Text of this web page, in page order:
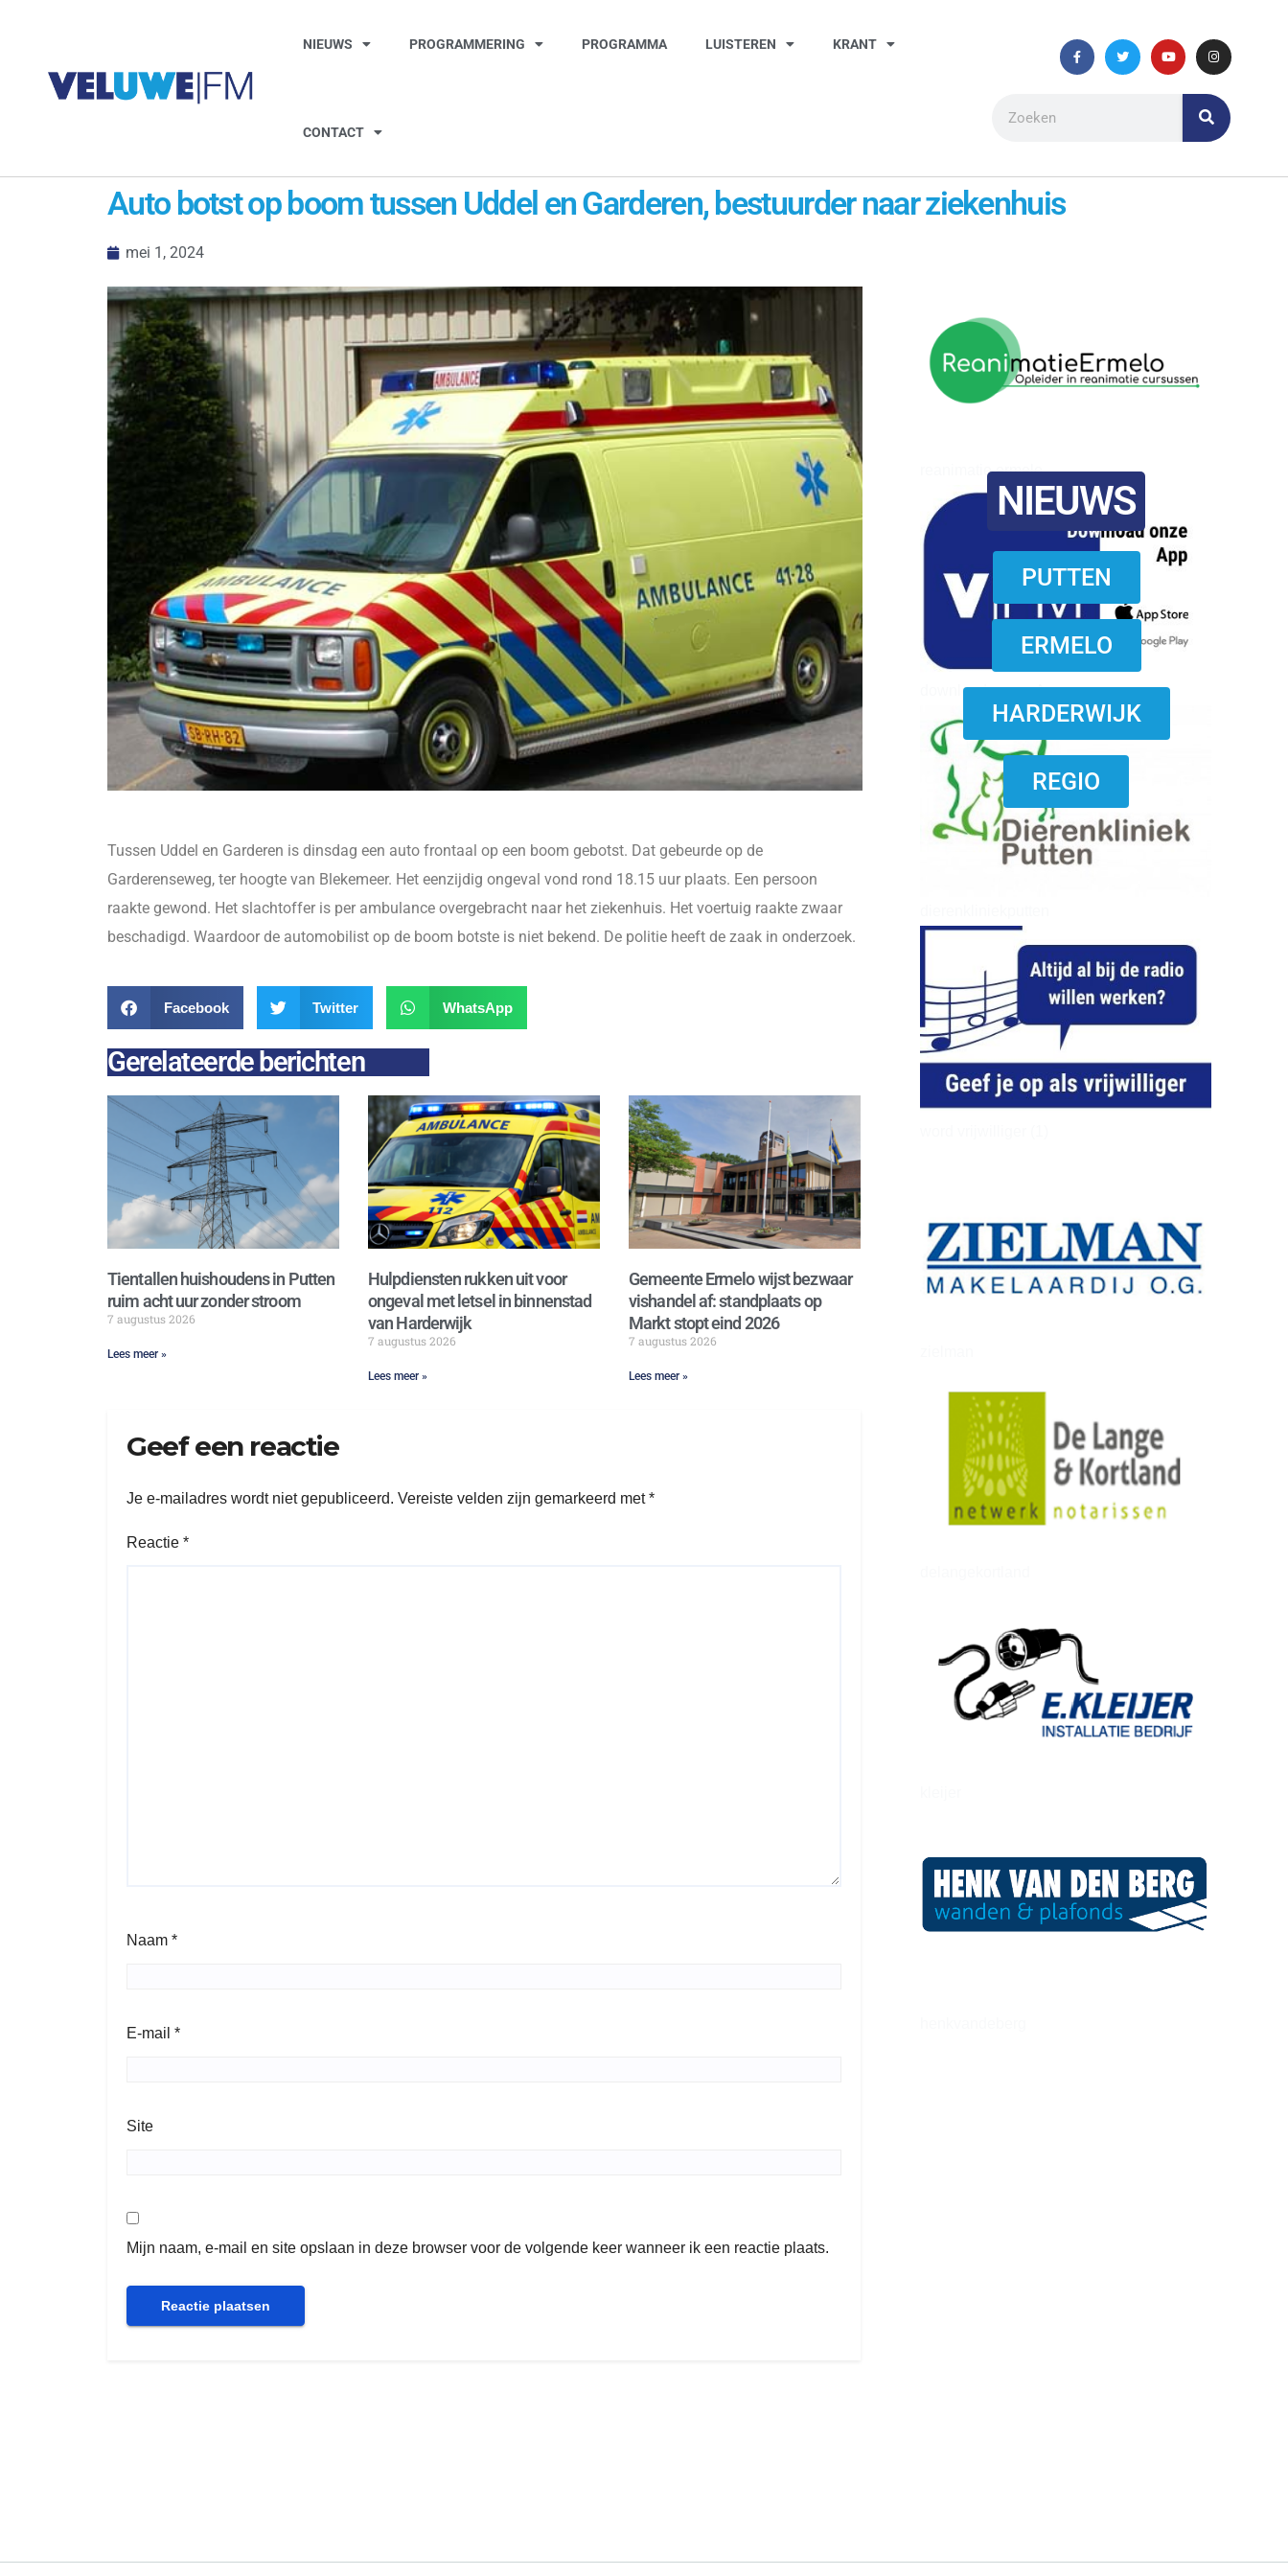
NIEUWS PROGRAMMERING PROGRAMMA LUISTEREN KRANT
CONTACT
Auto botst op boom tussen Uddel en Garderen, bestuurder naar ziekenhuis
mei 1, 2024
reanimatie ermelo
download onzze App
NIEUWS
PUTTEN
ERMELO
HARDERWIJK
REGIO
Tussen Uddel en Garderen is dinsdag een auto frontaal op een boom gebotst. Dat gebeurde op de
Garderenseweg, ter hoogte van Blekemeer. Het eenzijdig ongeval vond rond 18.15 uur plaats. Een persoon
raakte gewond. Het slachtoffer is per ambulance overgebracht naar het ziekenhuis. Het voertuig raakte zwaar
beschadigd. Waardoor de automobilist op de boom botste is niet bekend. De politie heeft de zaak in onderzoek.
Facebook Twitter WhatsApp
Gerelateerde berichten
Tientallen huishoudens in Putten
ruim acht uur zonder stroom
7 augustus 2026
Lees meer »
Hulpdiensten rukken uit voor
ongeval met letsel in binnenstad
van Harderwijk
7 augustus 2026
Lees meer »
Gemeente Ermelo wijst bezwaar
vishandel af: standplaats op
Markt stopt eind 2026
7 augustus 2026
Lees meer »
Geef een reactie
Je e-mailadres wordt niet gepubliceerd. Vereiste velden zijn gemarkeerd met*
Reactie *
Naam *
E-mail *
Site
Mijn naam, e-mail en site opslaan in deze browser voor de volgende keer wanneer ik een reactie plaats.